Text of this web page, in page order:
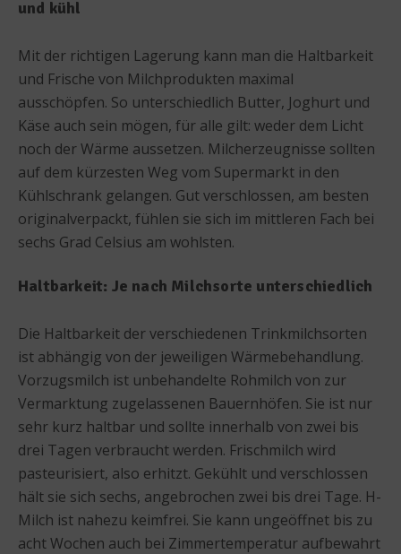
und kühl
Mit der richtigen Lagerung kann man die Haltbarkeit
und Frische von Milchprodukten maximal
ausschöpfen. So unterschiedlich Butter, Joghurt und
Käse auch sein mögen, für alle gilt: weder dem Licht
noch der Wärme aussetzen. Milcherzeugnisse sollten
auf dem kürzesten Weg vom Supermarkt in den
Kühlschrank gelangen. Gut verschlossen, am besten
originalverpackt, fühlen sie sich im mittleren Fach bei
sechs Grad Celsius am wohlsten.
Haltbarkeit: Je nach Milchsorte unterschiedlich
Die Haltbarkeit der verschiedenen Trinkmilchsorten
ist abhängig von der jeweiligen Wärmebehandlung.
Vorzugsmilch ist unbehandelte Rohmilch von zur
Vermarktung zugelassenen Bauernhöfen. Sie ist nur
sehr kurz haltbar und sollte innerhalb von zwei bis
drei Tagen verbraucht werden. Frischmilch wird
pasteurisiert, also erhitzt. Gekühlt und verschlossen
hält sie sich sechs, angebrochen zwei bis drei Tage. H-
Milch ist nahezu keimfrei. Sie kann ungeöffnet bis zu
acht Wochen auch bei Zimmertemperatur aufbewahrt